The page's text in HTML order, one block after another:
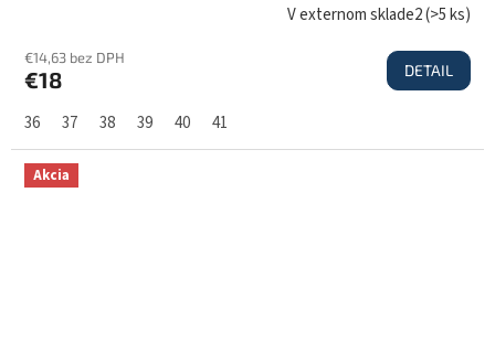
V externom sklade2(>5 ks)
€14,63 bez DPH
€18 DETAIL
36 37 38 39 40 41
Akcia